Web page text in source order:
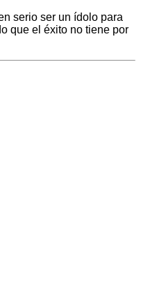
serio ser un ídolo para
que el éxito no tiene por